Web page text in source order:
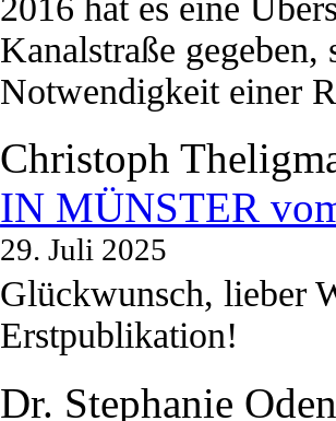
Kanalstraße
Notwendigkeit einer
Christoph
IN MÜNSTER
29. Juli 2025
Glückwunsch, lieber
Erstpublikation!
Dr. Stephanie